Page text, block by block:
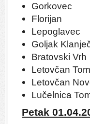
Gorkovec
Florijan
Lepoglavec
Goljak
Bratovski Vrh
Letovčan
Letovčan
Lučelnica
Petak